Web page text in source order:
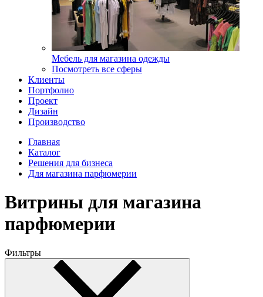
Мебель для магазина одежды
Посмотреть все сферы
Клиенты
Портфолио
Проект
Дизайн
Производство
Главная
Каталог
Решения для бизнеса
Для магазина парфюмерии
Витрины для магазина
парфюмерии
Фильтры